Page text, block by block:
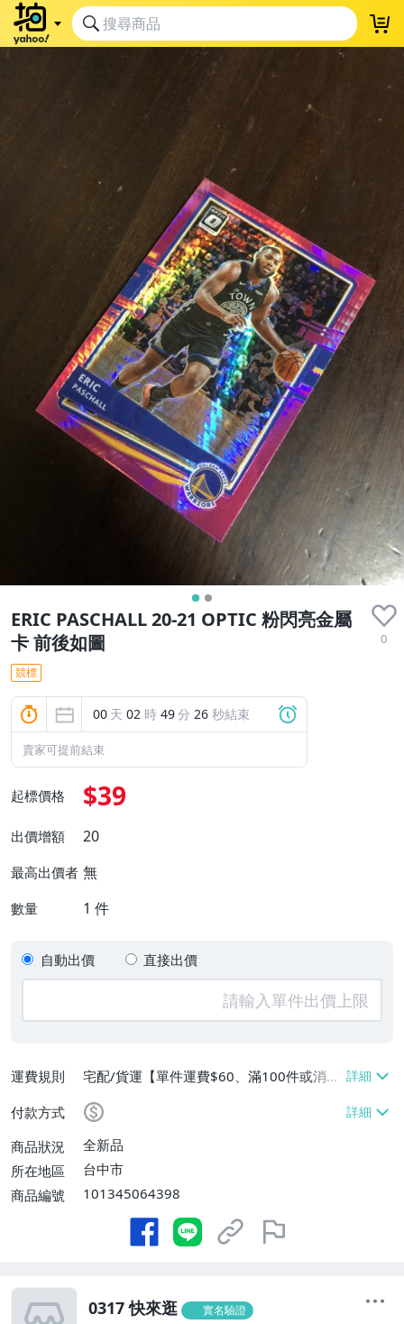
ERIC PASCHALL 20-21 OPTIC 粉閃亮金屬
卡 前後如圖
0
競標
00 天 02 時 49分 25 秒結束
賣家可提前結束
起標價格 $39
出價增額 20
最高出價者 無
數量 1 件
自動出價 直接出價
運費規則
宅配/貨運【單件運費$60、滿100件或消費
滿$9999免運費】
付款方式
商品狀況
全新品
所在地區
台中市
商品編號
101345064398
0317 快來逛 實名驗證